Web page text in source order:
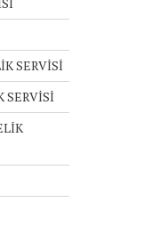
SERVİSİ
SERVİSİ